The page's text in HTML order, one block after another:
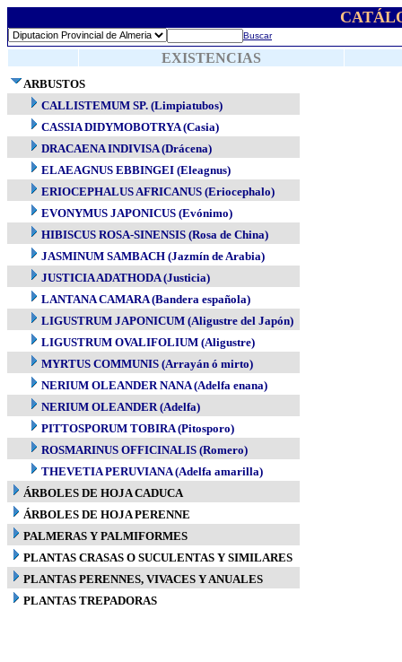
Buscar
EXISTENCIAS
ARBUSTOS
CALLISTEMUM SP. (Limpiatubos)
CASSIA DIDYMOBOTRYA (Casia)
DRACAENA INDIVISA (Drácena)
ELAEAGNUS EBBINGEI (Eleagnus)
ERIOCEPHALUS AFRICANUS (Eriocephalo)
EVONYMUS JAPONICUS (Evónimo)
HIBISCUS ROSA-SINENSIS (Rosa de China)
JASMINUM SAMBACH (Jazmín de Arabia)
JUSTICIA ADATHODA (Justicia)
LANTANA CAMARA (Bandera española)
LIGUSTRUM JAPONICUM (Aligustre del Japón)
LIGUSTRUM OVALIFOLIUM (Aligustre)
MYRTUS COMMUNIS (Arrayán ó mirto)
NERIUM OLEANDER NANA (Adelfa enana)
NERIUM OLEANDER (Adelfa)
PITTOSPORUM TOBIRA (Pitosporo)
ROSMARINUS OFFICINALIS (Romero)
THEVETIA PERUVIANA (Adelfa amarilla)
ÁRBOLES DE HOJA CADUCA
ÁRBOLES DE HOJA PERENNE
PALMERAS Y PALMIFORMES
PLANTAS CRASAS O SUCULENTAS Y SIMILARES
PLANTAS PERENNES, VIVACES Y ANUALES
PLANTAS TREPADORAS